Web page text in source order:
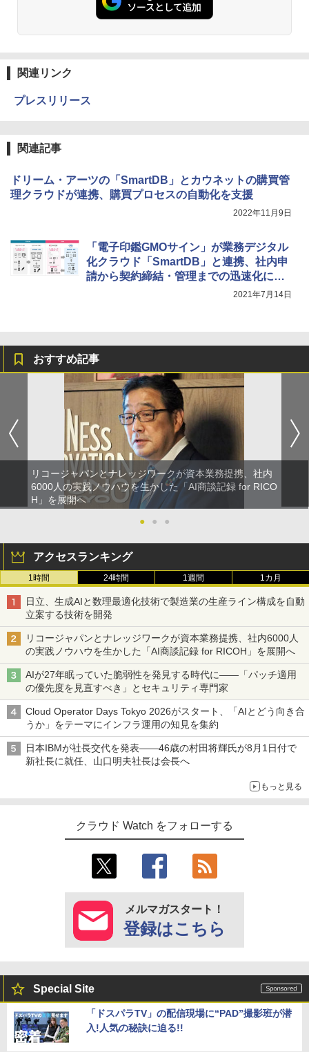
関連リンク
プレスリリース
関連記事
ドリーム・アーツの「SmartDB」とカウネットの購買管
理クラウドが連携、購買プロセスの自動化を支援
2022年11月9日
「電子印鑑GMOサイン」が業務デジタル
化クラウド「SmartDB」と連携、社内申
請から契約締結・管理までの迅速化に貢
2021年7月14日
おすすめ記事
リコージャパンとナレッジワークが資本業務提携、社内
6000人の実践ノウハウを生かした「AI商談記録 for RICO
H」を展開へ
●
● ●
アクセスランキング
1時間 24時間 1週間 1カ月
日立、生成AIと数理最適化技術で製造業の生産ライン構成を自動
立案する技術を開発
リコージャパンとナレッジワークが資本業務提携、社内6000人
の実践ノウハウを生かした「AI商談記録 for RICOH」を展開へ
AIが27年眠っていた脆弱性を発見する時代に――「パッチ適用
の優先度を見直すべき」とセキュリティ専門家
Cloud Operator Days Tokyo 2026がスタート、「AIとどう向き合
うか」をテーマにインフラ運用の知見を集約
日本IBMが社長交代を発表――46歳の村田将輝氏が8月1日付で
新社長に就任、山口明夫社長は会長へ
もっと見る
クラウド Watch をフォローする
メルマガスタート！
登録はこちら
Special Site
「ドスパラTV」の配信現場に“PAD”撮影班が潜
入!人気の秘訣に迫る!!